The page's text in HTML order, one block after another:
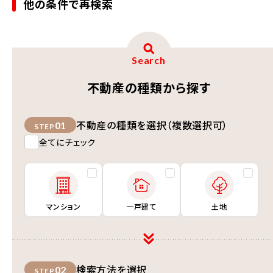
他の条件で再検索
Search
不動産の種類から探す
STEP 01 不動産の種類を選択（複数選択可）
全てにチェック
マンション 一戸建て 土地
STEP 02 検索方法を選択